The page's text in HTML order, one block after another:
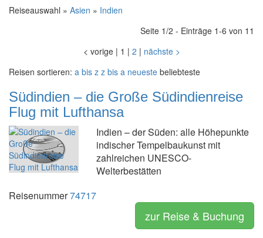
Reiseauswahl » Asien » Indien
Seite 1/2 - Einträge 1-6 von 11
< vorige | 1 | 2 | nächste >
Reisen sortieren: a bis z z bis a neueste beliebteste
Südindien – die Große Südindienreise
Flug mit Lufthansa
Indien – der Süden: alle Höhepunkte
indischer Tempelbaukunst mit
zahlreichen UNESCO-
Welterbestätten
Reisenummer74717
zur Reise & Buchung